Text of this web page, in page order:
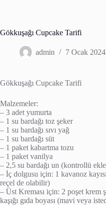
Gökkuşağı Cupcake Tarifi
admin 7 Ocak 2024
Gökkuşağı Cupcake Tarifi
Malzemeler:
– 3 adet yumurta
– 1 su bardağı toz şeker
– 1 su bardağı sıvı yağ
– 1 su bardağı süt
– 1 paket kabartma tozu
– 1 paket vanilya
– 2,5 su bardağı un (kontrollü
– İç dolgusu için: 1 kavanoz
reçel de olabilir)
– Üst Kreması için: 2 poşet krem
kaşığı gıda boyası (mavi veya